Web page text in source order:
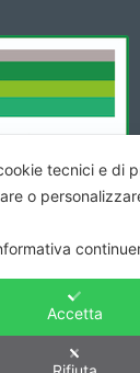
tecnici e di
o
Accetta